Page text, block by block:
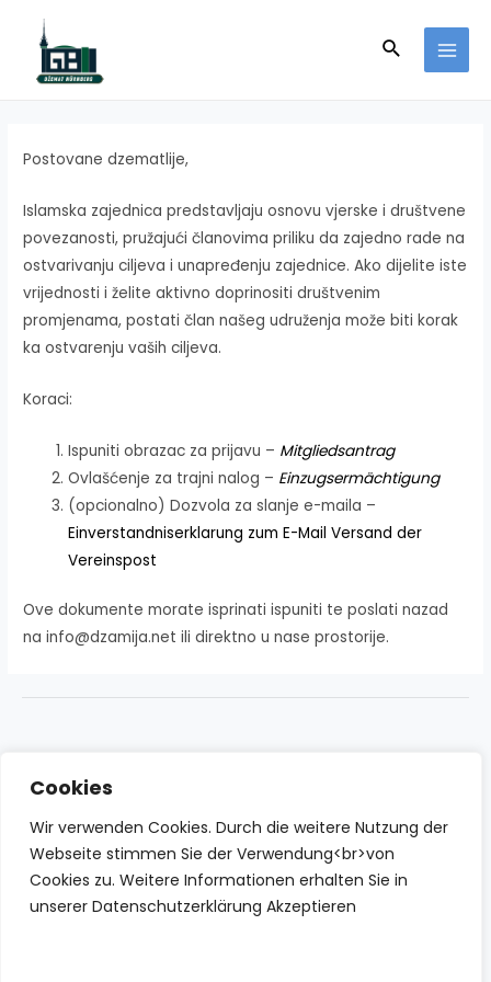
Cookies
Wir verwenden Cookies. Durch die weitere Nutzung der
Webseite stimmen Sie der Verwendung<br>von
Cookies zu. Weitere Informationen erhalten Sie in
unserer Datenschutzerklärung Akzeptieren
content
Search
Postovane dzematlije,
Islamska zajednica predstavljaju osnovu vjerske i društvene
povezanosti, pružajući članovima priliku da zajedno rade na
ostvarivanju ciljeva i unapređenju zajednice. Ako dijelite iste
vrijednosti i želite aktivno doprinositi društvenim
promjenama, postati član našeg udruženja može biti korak
ka ostvarenju vaših ciljeva.
Koraci:
Ispuniti obrazac za prijavu – Mitgliedsantrag
Ovlašćenje za trajni nalog – Einzugsermächtigung
(opcionalno) Dozvola za slanje e-maila –
Einverstandniserklarung zum E-Mail Versand der
Vereinspost
Ove dokumente morate isprinati ispuniti te poslati nazad
na info@dzamija.net ili direktno u nase prostorije.